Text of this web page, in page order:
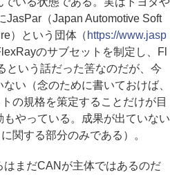
JasPar（Japan Automotive Soft
）という団体（ https://www.jasp
のサブセットを制定し、Fl
という話だった筈なのだが、今
い（念のために書いておけば、
の規格を策定することだけが目
やっている。成果が出ていない
関する部分のみである）。
まだCANが主体ではあるのだ